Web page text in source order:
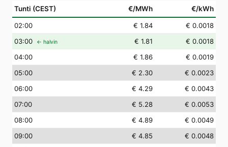
Tunti (CEST) €/MWh €/kWh
02:00 € 1.84
€ 0.0018
03:00 ← halvin € 1.81
€ 0.0018
04:00 € 1.86
€ 0.0019
05:00 € 2.30
€ 0.0023
06:00 € 4.29
€ 0.0043
07:00 € 5.28
€ 0.0053
08:00 € 4.89
€ 0.0049
09:00 € 4.85
€ 0.0048